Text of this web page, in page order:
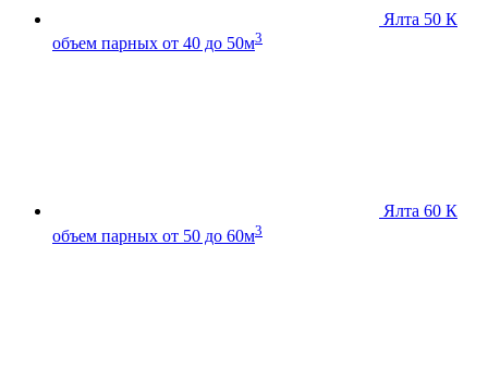
Ялта 50 К
объем парных от 40 до 50м3
Ялта 60 К
объем парных от 50 до 60м3